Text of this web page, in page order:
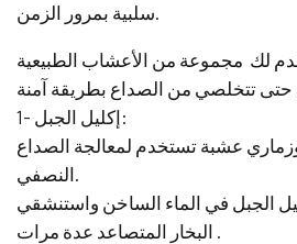
سلبية بمرور الزمن.
لك مجموعة من الأعشاب الطبيعية
1- إكليل الجبل:
عشبة تستخدم لمعالجة الصداع
النصفي.
الجبل في الماء الساخن واستنشقي
البخار المتصاعد عدة مرات.